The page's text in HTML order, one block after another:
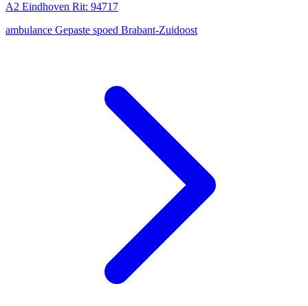
A2 Eindhoven Rit: 94717
ambulance Gepaste spoed Brabant-Zuidoost